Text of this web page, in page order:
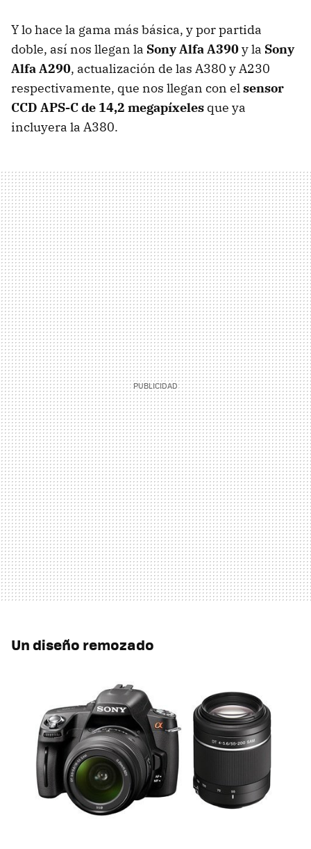
Y lo hace la gama más básica, y por partida
doble, así nos llegan la Sony Alfa A390y la Sony
Alfa A290, actualización de las A380 y A230
respectivamente, que nos llegan con elsensor
CCD APS-Cde 14,2 megapíxeles que ya
incluyera la A380.
Un diseño remozado